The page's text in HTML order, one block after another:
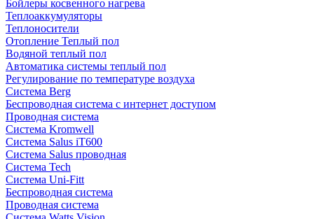
Бойлеры косвенного нагрева
Теплоаккумуляторы
Теплоносители
Отопление Теплый пол
Водяной теплый пол
Автоматика системы теплый пол
Регулирование по температуре воздуха
Система Berg
Беспроводная система с интернет доступом
Проводная система
Система Kromwell
Система Salus iT600
Система Salus проводная
Система Tech
Система Uni-Fitt
Беспроводная система
Проводная система